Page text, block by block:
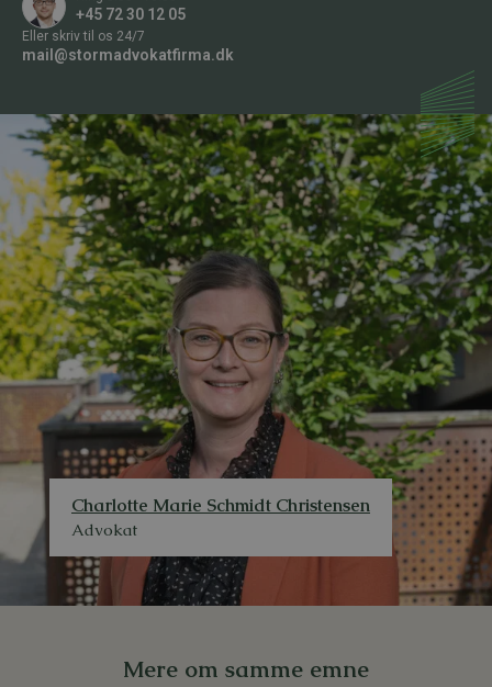
n
n
u
m
+45 72 30 12 05
Eller skriv til os 24/7
mail@stormadvokatfirma.dk
Charlotte Marie Schmidt Christensen
Advokat
Mere om samme emne